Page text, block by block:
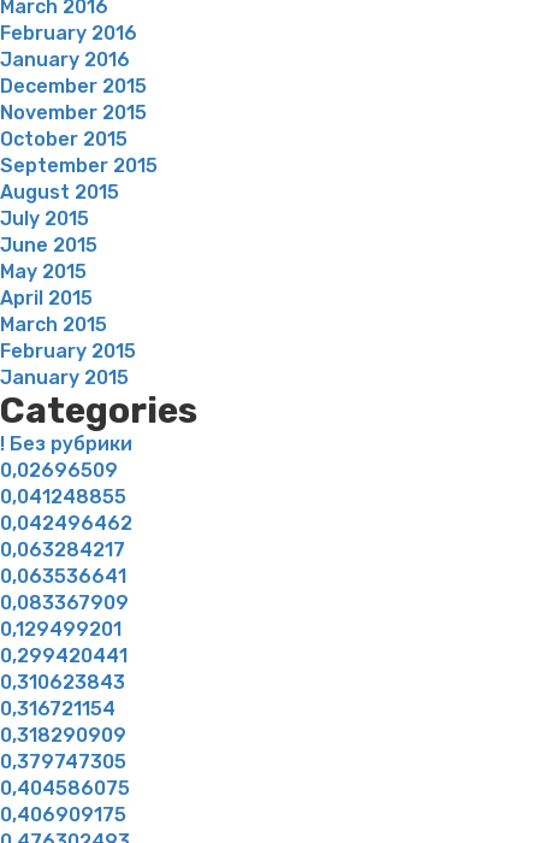
March 2016
February 2016
January 2016
December 2015
November 2015
October 2015
September 2015
August 2015
July 2015
June 2015
May 2015
April 2015
March 2015
February 2015
January 2015
Categories
! Без рубрики
0,02696509
0,041248855
0,042496462
0,063284217
0,063536641
0,083367909
0,129499201
0,299420441
0,310623843
0,316721154
0,318290909
0,379747305
0,404586075
0,406909175